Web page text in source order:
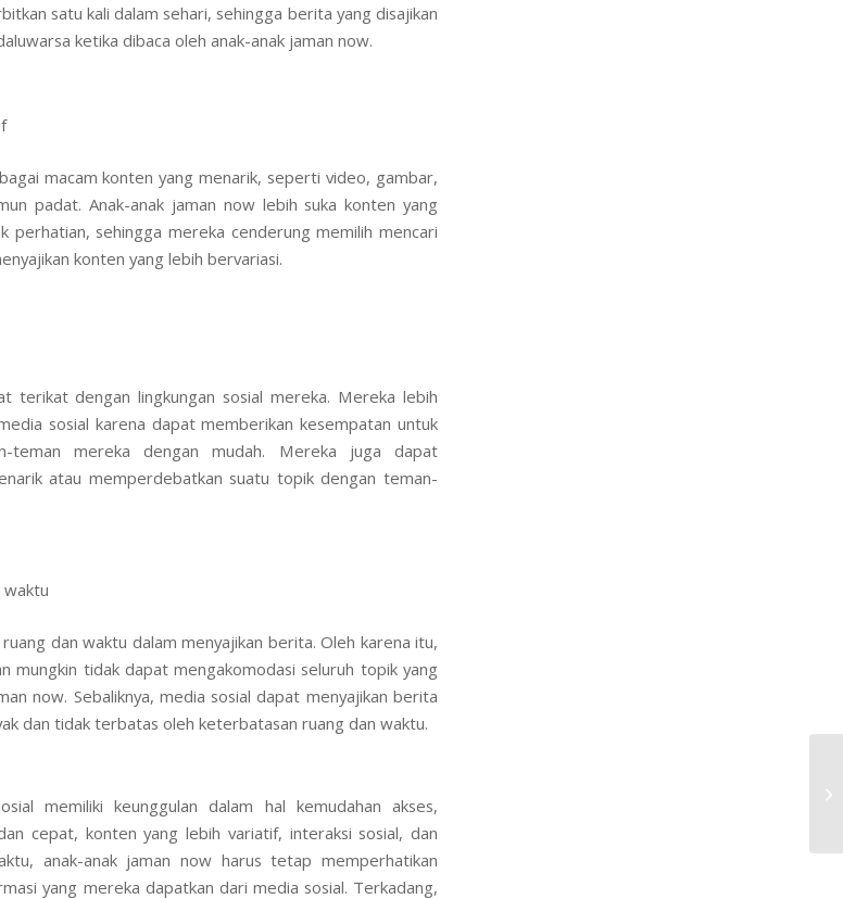
satu kali dalam sehari, sehingga berita yang disajikan
ketika dibaca oleh anak-anak jaman now.
macam konten yang menarik, seperti video, gambar,
padat. Anak-anak jaman now lebih suka konten yang
perhatian, sehingga mereka cenderung memilih mencari
konten yang lebih bervariasi.
terikat dengan lingkungan sosial mereka. Mereka lebih
sosial karena dapat memberikan kesempatan untuk
teman mereka dengan mudah. Mereka juga dapat
atau memperdebatkan suatu topik dengan teman-
waktu
dan waktu dalam menyajikan berita. Oleh karena itu,
mungkin tidak dapat mengakomodasi seluruh topik yang
now. Sebaliknya, media sosial dapat menyajikan berita
dan tidak terbatas oleh keterbatasan ruang dan waktu.
memiliki keunggulan dalam hal kemudahan akses,
cepat, konten yang lebih variatif, interaksi sosial, dan
anak-anak jaman now harus tetap memperhatikan
yang mereka dapatkan dari media sosial. Terkadang,